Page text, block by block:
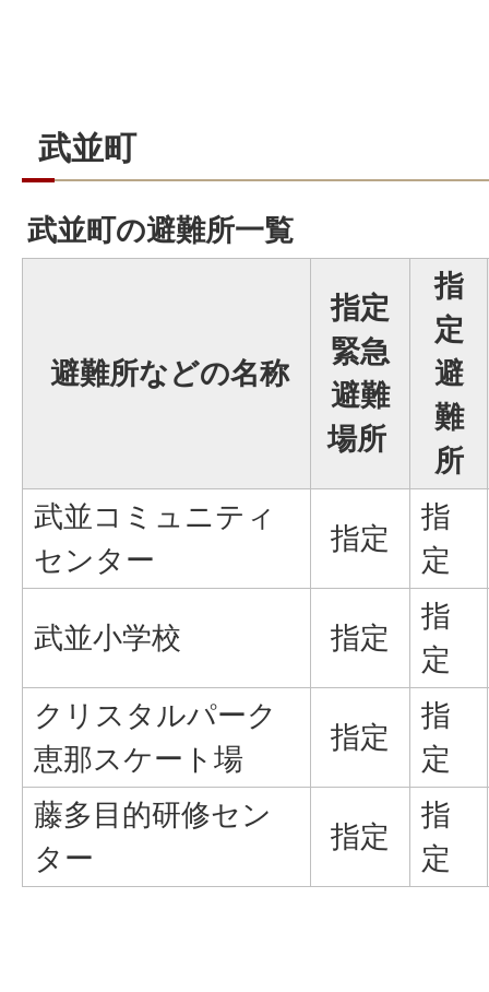
武並町
武並町の避難所一覧
避難所などの名称
指定
緊急
避難
場所
指
定
避
難
所
武並コミュニティ
センター
指定
指
定
武並小学校 指定
指
定
クリスタルパーク
恵那スケート場
指定
指
定
藤多目的研修セン
ター
指定
指
定